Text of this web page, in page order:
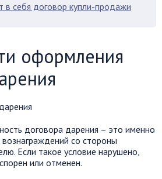
в себя договор купли-продажи
оформления
договора дарения – это именно
со стороны
Если такое условие нарушено,
или отменен.